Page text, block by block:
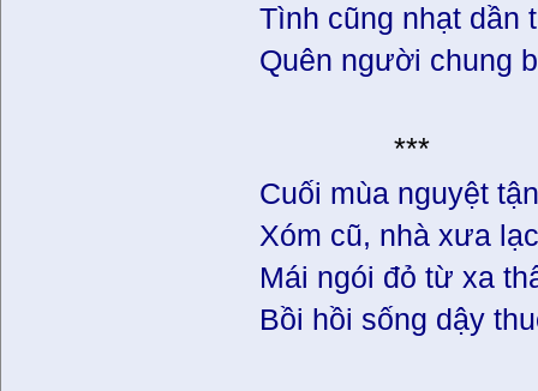
Tình cũng nhạt dần
Quên người chung
***
Cuối mùa nguyệt
Xóm cũ, nhà xưa
Mái ngói đỏ từ xa
Bồi hồi sống dậy